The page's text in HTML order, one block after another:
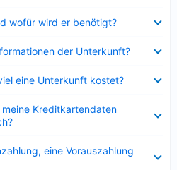
wofür wird er benötigt?
der Unterkunft?
eine Unterkunft kostet?
Kreditkartendaten
eine Vorauszahlung